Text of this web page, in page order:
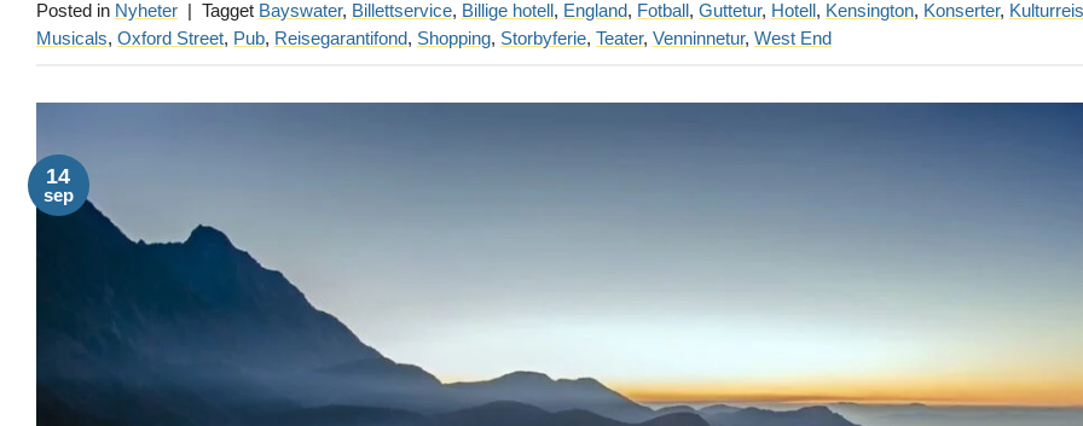
Posted in Nyheter Tagget Bayswater, Billettservice, Billige hotell , England, Fotball , Guttetur, Hotell , Kensington, Konserter,
Musicals, Oxford Street, Pub, Reisegarantifond, Shopping, Storbyferie, Teater, Venninnetur, West End
14
sep